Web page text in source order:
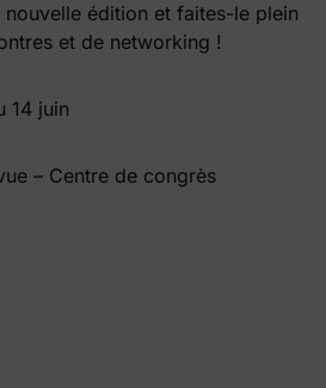
édition et faites-le plein
et de networking !
juin
– Centre de congrès